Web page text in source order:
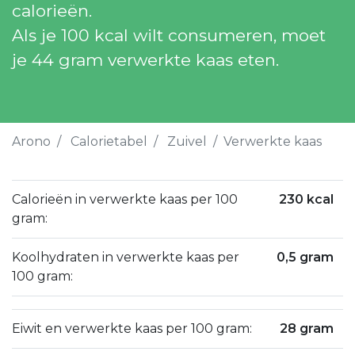
calorieën.
Als je 100 kcal wilt consumeren, moet
je 44 gram verwerkte kaas eten.
Arono Calorietabel Zuivel Verwerkte kaas
Calorieën in verwerkte kaas per 100
gram:
230 kcal
Koolhydraten in verwerkte kaas per
100 gram:
0,5 gram
Eiwit en verwerkte kaas per 100 gram: 28 gram